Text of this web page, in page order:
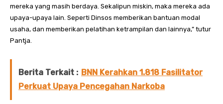
mereka yang masih berdaya. Sekalipun miskin, maka mereka ada
upaya-upaya lain. Seperti Dinsos memberikan bantuan modal
usaha, dan memberikan pelatihan ketrampilan dan lainnya,” tutur
Pantja.
Berita Terkait : BNN Kerahkan 1.818 Fasilitator
Perkuat Upaya Pencegahan Narkoba